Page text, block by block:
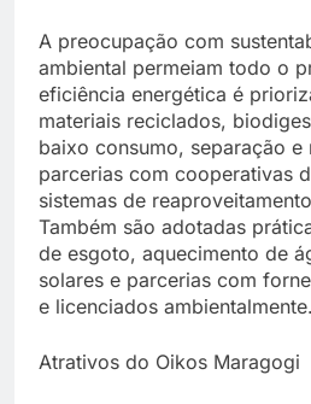
A preocupação com
ambiental permeiam todo o
eficiência energética é
materiais reciclados,
baixo consumo, separação
parcerias com cooperativas
sistemas de
Também são adotadas
de esgoto, aquecimento de
solares e parcerias com
e licenciados ambientalmente.
Atrativos do Oikos Maragogi